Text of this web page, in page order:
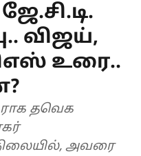
விஜய்,
உரை..
தவெக
அவரை